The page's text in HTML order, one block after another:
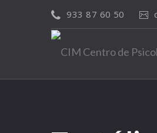
933 87 60 50